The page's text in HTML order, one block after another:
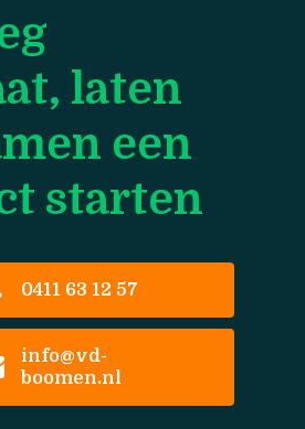
laten
een
starten
0411 63 12 57
info@vd-
boomen.nl